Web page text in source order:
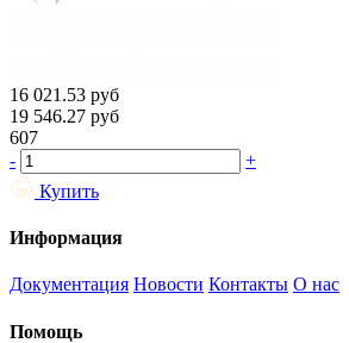
16 021.53 руб
19 546.27 руб
607
-
+
Купить
Информация
Документация Новости Контакты О нас
Помощь